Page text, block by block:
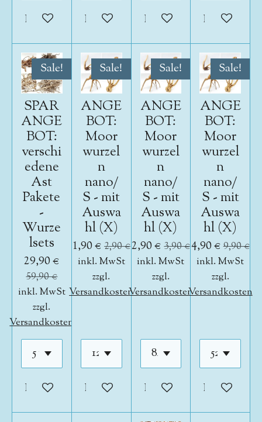
In den WarenkorbIn den WarenkorbIn den Warenkorb
In den
Sale!
SPAR
ANGE
BOT:
verschi
edene
Ast
Pakete
-
Wurze
lsets
29,90 €
59,90 €
inkl. MwSt
zzgl.
Versandkosten
In den Warenkorb
Sale!
ANGE
BOT:
Moor
wurzel
n
nano/
S - mit
Auswa
hl (X)
1,90 € 2,90 €
inkl. MwSt
zzgl.
Versandkosten
In den Warenkorb
Sale!
ANGE
BOT:
Moor
wurzel
n
nano/
S - mit
Auswa
hl (X)
2,90 € 3,90 €
inkl. MwSt
zzgl.
Versandkosten
In den Warenkorb
Sale!
ANGE
BOT:
Moor
wurzel
n
nano/
S - mit
Auswa
hl (X)
4,90 €9,90 €
inkl. MwSt
zzgl.
Versandkosten
In den